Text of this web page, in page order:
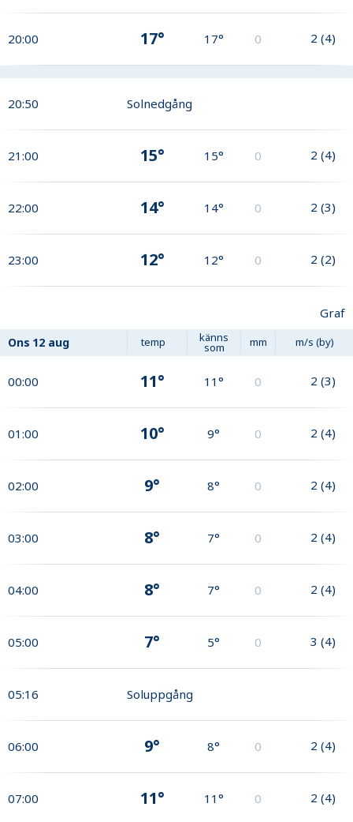
20:00 17° 17° 0 2 (4)
20:50 Solnedgång
21:00 15° 15° 0 2 (4)
22:00 14° 14° 0 2 (3)
23:00 12° 12° 0 2 (2)
Graf
Ons 12 aug temp känns
som mm m/s (by)
00:00 11° 11° 0 2 (3)
01:00 10° 9° 0 2 (4)
02:00 9° 8° 0 2 (4)
03:00 8° 7° 0 2 (4)
04:00 8° 7° 0 2 (4)
05:00 7° 5° 0 3 (4)
05:16 Soluppgång
06:00 9° 8° 0 2 (4)
07:00 11° 11° 0 2 (4)